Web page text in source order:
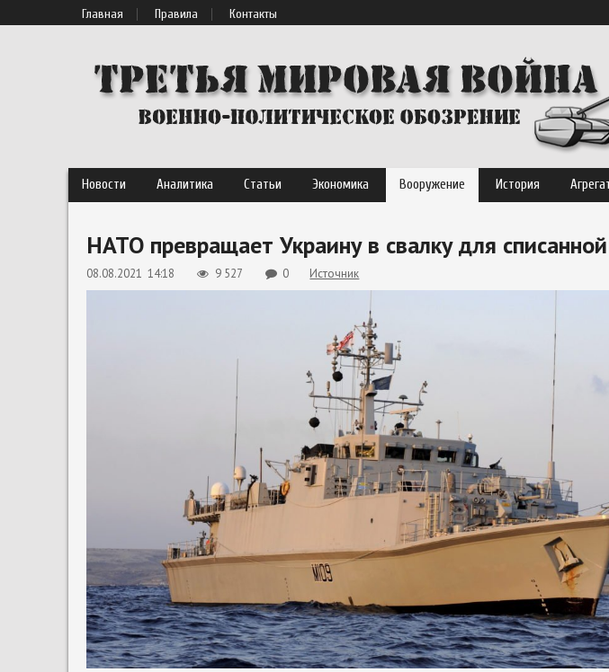
Главная Правила Контакты
Новости Аналитика Статьи Экономика Вооружение История
НАТО превращает Украину в свалку для
08.08.2021 14:18 9 527 0 Источник